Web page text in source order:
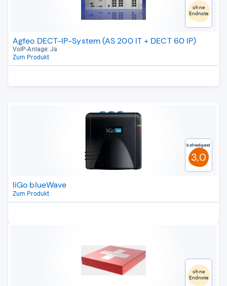
ohne
Endnote
Agfeo DECT-IP-System (AS 200 IT + DECT 60 IP)
VoIP-​Anlage: Ja
Zum Produkt
Befriedigend
3,0
liGo blueWave
Zum Produkt
ohne
Endnote